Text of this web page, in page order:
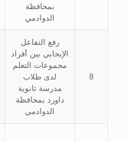
بمحافظة
الدوادمي
8
رفع التفاعل
الإيجابي بين أفراد
مجموعات التعلم
لدى طلاب
مدرسة ثانوية
داورد بمحافظة
الدوادمي